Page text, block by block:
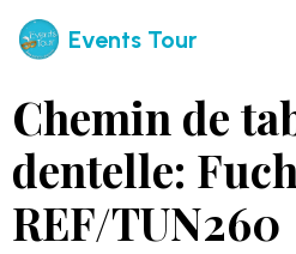
Events Tour
Chemin de
dentelle:
REF/TUN260